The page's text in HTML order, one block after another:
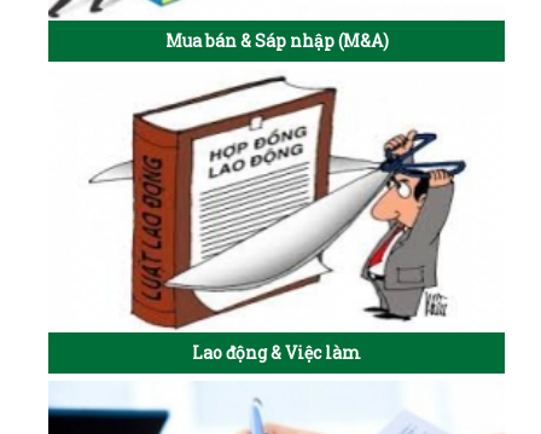
Mua bán & Sáp nhập (M&A)
Lao động & Việc làm